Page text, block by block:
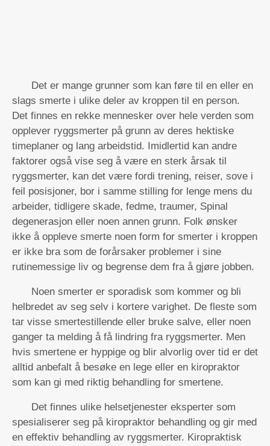
Det er mange grunner som kan føre til en eller en
slags smerte i ulike deler av kroppen til en person.
Det finnes en rekke mennesker over hele verden som
opplever ryggsmerter på grunn av deres hektiske
timeplaner og lang arbeidstid. Imidlertid kan andre
faktorer også vise seg å være en sterk årsak til
ryggsmerter, kan det være fordi trening, reiser, sove i
feil posisjoner, bor i samme stilling for lenge mens du
arbeider, tidligere skade, fedme, traumer, Spinal
degenerasjon eller noen annen grunn. Folk ønsker
ikke å oppleve smerte noen form for smerter i kroppen
er ikke bra som de forårsaker problemer i sine
rutinemessige liv og begrense dem fra å gjøre jobben.
Noen smerter er sporadisk som kommer og bli
helbredet av seg selv i kortere varighet. De fleste som
tar visse smertestillende eller bruke salve, eller noen
ganger ta melding å få lindring fra ryggsmerter. Men
hvis smertene er hyppige og blir alvorlig over tid er det
alltid anbefalt å besøke en lege eller en kiropraktor
som kan gi med riktig behandling for smertene.
Det finnes ulike helsetjenester eksperter som
spesialiserer seg på kiropraktor behandling og gir med
en effektiv behandling av ryggsmerter. Kiropraktisk